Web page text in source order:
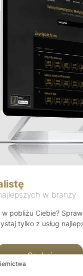
w branży
pobliżu Ciebie?
tylko z usług
Szukaj